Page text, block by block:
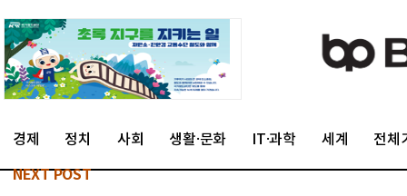
경제 정치 사회 생활·문화 IT·과학 세계 전체
NEXT POST